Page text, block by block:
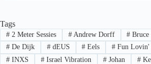
Tags
#2 Meter Sessies #Andrew Dorff # Bruce
#De Dijk #dEUS # Eels # Fun Lovin'
#INXS #Israel Vibration # Johan #